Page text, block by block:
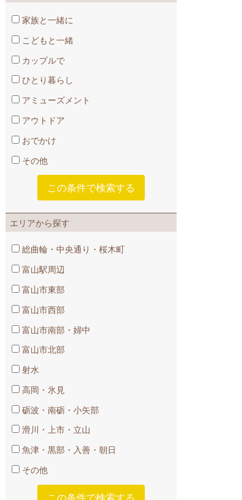
家族と一緒に
こどもと一緒
カップルで
ひとり暮らし
アミューズメント
アウトドア
おでかけ
その他
エリアから探す
総曲輪・中央通り・桜木町
富山駅周辺
富山市東部
富山市西部
富山市南部・婦中
富山市北部
射水
高岡・氷見
砺波・南砺・小矢部
滑川・上市・立山
魚津・黒部・入善・朝日
その他